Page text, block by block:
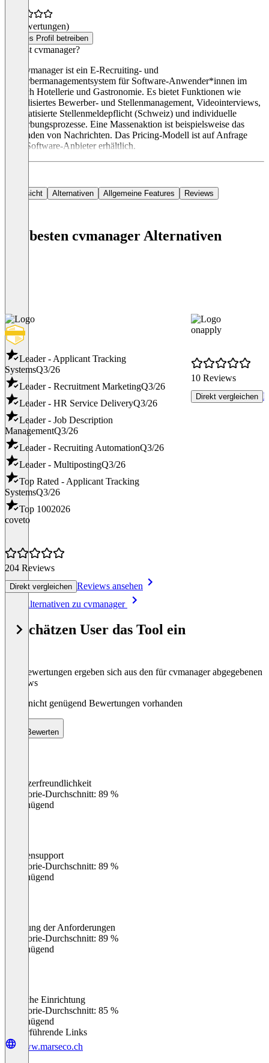
(0 Bewertungen)
Dieses Profil betreiben
Was ist cvmanager?
Der cvmanager ist ein E-Recruiting- und
Bewerbermanagementsystem für Software-Anwender*innen im
Bereich Hotellerie und Gastronomie. Es bietet Funktionen wie
zentralisiertes Bewerber- und Stellenmanagement, Videointerviews,
automatisierte Stellenmeldepflicht (Schweiz) und individuelle
Bewerbungsprozesse. Eine Massenaktion ist beispielsweise das
Versenden von Nachrichten. Das Pricing-Modell ist auf Anfrage
beim Software-Anbieter erhältlich.
Übersicht Alternativen Allgemeine Features Reviews
Die besten cvmanager Alternativen
Leader - Applicant Tracking
SystemsQ3/26
Leader - Recruitment MarketingQ3/26
Leader - HR Service DeliveryQ3/26
Leader - Job Description
ManagementQ3/26
Leader - Recruiting AutomationQ3/26
Leader - MultipostingQ3/26
Top Rated - Applicant Tracking
SystemsQ3/26
Top 1002026
coveto
204 Reviews
Direkt vergleichen Reviews ansehen
onapply
10 Reviews
Direkt vergleichen
Alle Alternativen zu cvmanager
So schätzen User das Tool ein
Die Bewertungen ergeben sich aus den für cvmanager abgegebenen
Reviews
Noch nicht genügend Bewertungen vorhanden
Bewerten
Benutzerfreundlichkeit
Kategorie-Durchschnitt: 89 %
Ungenügend
Kundensupport
Kategorie-Durchschnitt: 89 %
Ungenügend
Erfüllung der Anforderungen
Kategorie-Durchschnitt: 89 %
Ungenügend
Einfache Einrichtung
Kategorie-Durchschnitt: 85 %
Ungenügend
Weiterführende Links
www.marseco.ch